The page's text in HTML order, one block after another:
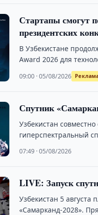
Стартапы смогут
президентских
В Узбекистане
Award 2026 для
09:00 · 05/08/2026
Спутник
Узбекистан
гиперспектральный
07:49 · 05/08/2026
LIVE: Запуск
Узбекистан 5 августа
«Самарканд-2028».